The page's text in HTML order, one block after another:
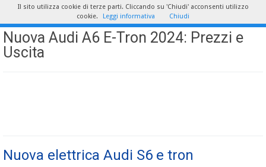
Nuova Audi A6 E-Tron 2024: Prezzi e
Uscita
Nuova elettrica Audi S6 e tron
Il sito utilizza cookie di terze parti. Cliccando su 'Chiudi' acconsenti utilizzo
cookie.
Leggi informativa Chiudi